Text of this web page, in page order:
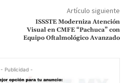
Artículo siguiente
ISSSTE Moderniza Atención
Visual en CMFE “Pachuca” con
Equipo Oftalmológico Avanzado
- Publicidad -